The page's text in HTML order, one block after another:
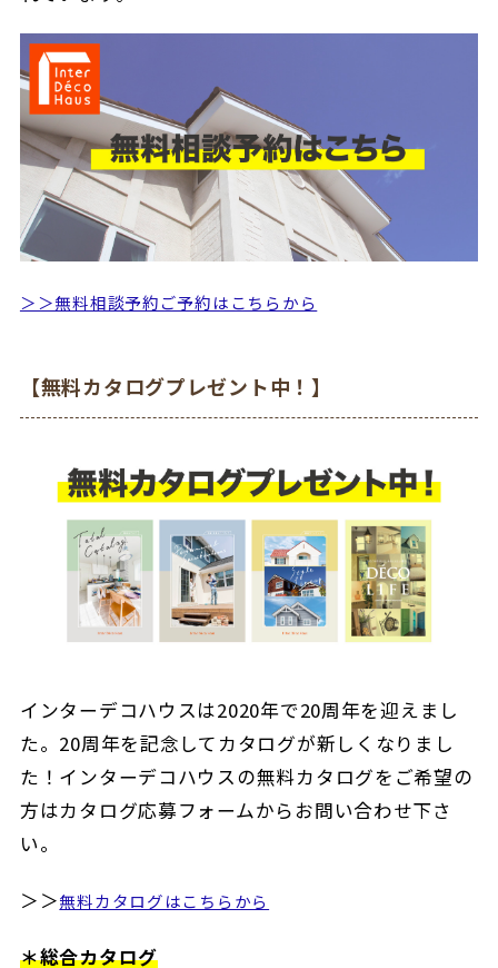
＞＞無料相談予約ご予約はこちらから
【無料カタログプレゼント中！】
インターデコハウスは2020年で20周年を迎えまし
た。20周年を記念してカタログが新しくなりまし
た！インターデコハウスの無料カタログをご希望の
方はカタログ応募フォームからお問い合わせ下さ
い。
＞＞無料カタログはこちらから
＊総合カタログ